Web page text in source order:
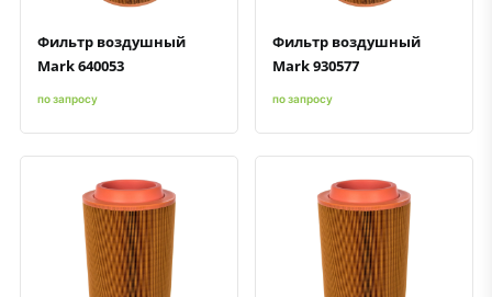
Фильтр воздушный
Mark 640053
по запросу
Фильтр воздушный
Mark 930577
по запросу
Быстрый просмотрДобавить к сравнению
Добавить в избранное Быстрый просмотрДобавить к сравнению
Добавить в избранное